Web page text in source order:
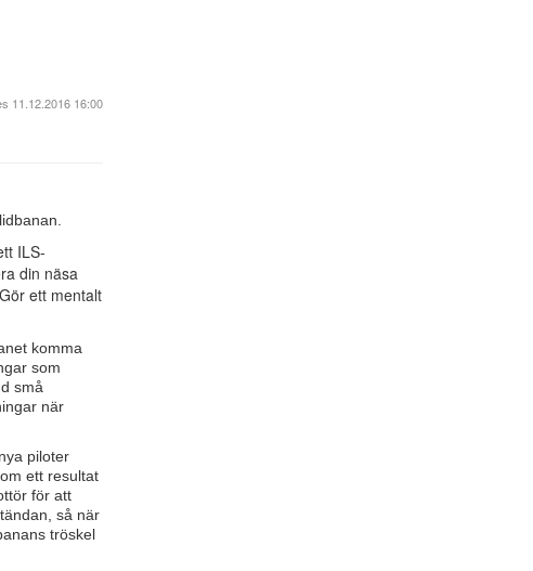
11.12.2016 16:00
ILS-
din näsa
ett mentalt
komma
som
små
när
piloter
ett resultat
för att
så när
tröskel